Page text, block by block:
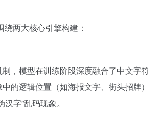
两大核心引擎构建：
，模型在训练阶段深度融合了中文字
的逻辑位置（如海报文字、街头招牌
字”乱码现象。